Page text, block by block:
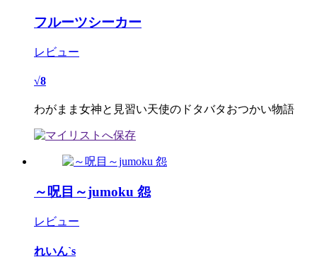
フルーツシーカー
レビュー
√8
わがまま女神と見習い天使のドタバタおつかい物語
～呪目～jumoku 怨
レビュー
れいん`s